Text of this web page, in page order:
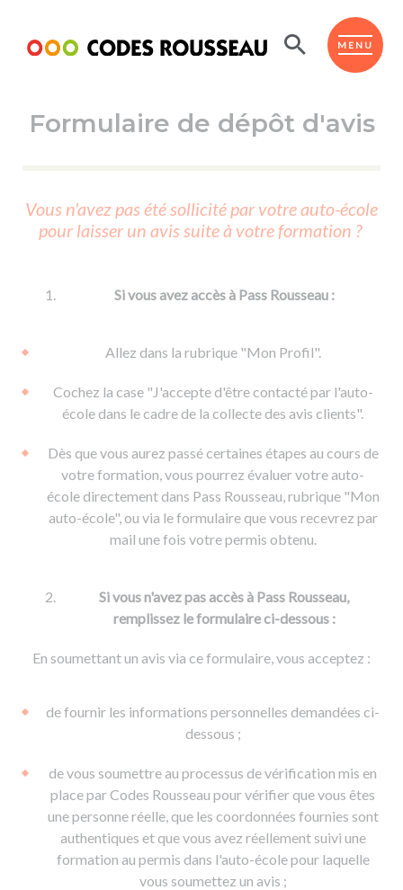
MENU
ESPACE ÉLÈVE
Code de la route
Passer l'ASSR
Réviser le code
Passer l'ETM
Permis voiture
Permis remorque
Permis & handicap
d'apprentissage
De la conduite en voiture
De la conduite à moto
Voir tous les supports
Formations pro.
Permis poids lourd
Formation FCO
Formation CACES
Devenir enseignant de la conduite
Ressources
Formulaire de dépôt d'avis
Vous n'avez pas été sollicité par votre auto-école
pour laisser un avis suite à votre formation ?
Si vous avez accès à Pass Rousseau :
Allez dans la rubrique "Mon Profil".
Cochez la case "J'accepte d'être contacté par l'auto-
école dans le cadre de la collecte des avis clients".
Dès que vous aurez passé certaines étapes au cours de
votre formation, vous pourrez évaluer votre auto-
école directement dans Pass Rousseau, rubrique "Mon
auto-école", ou via le formulaire que vous recevrez par
mail une fois votre permis obtenu.
Si vous n'avez pas accès à Pass Rousseau,
remplissez le formulaire ci-dessous :
En soumettant un avis via ce formulaire, vous acceptez :
de fournir les informations personnelles demandées ci-
dessous ;
de vous soumettre au processus de vérification mis en
place par Codes Rousseau pour vérifier que vous êtes
une personne réelle, que les coordonnées fournies sont
authentiques et que vous avez réellement suivi une
formation au permis dans l'auto-école pour laquelle
vous soumettez un avis ;